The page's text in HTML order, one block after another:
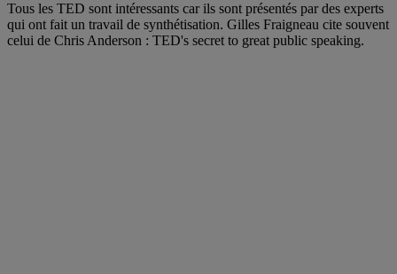
Tous les TED sont intéressants car ils sont présentés par des experts
qui ont fait un travail de synthétisation. Gilles Fraigneau cite souvent
celui de Chris Anderson : TED's secret to great public speaking.